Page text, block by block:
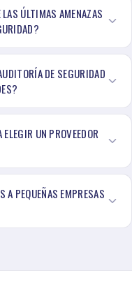
ÚLTIMAS AMENAZAS
DE SEGURIDAD
UN PROVEEDOR
A PEQUEÑAS EMPRESAS